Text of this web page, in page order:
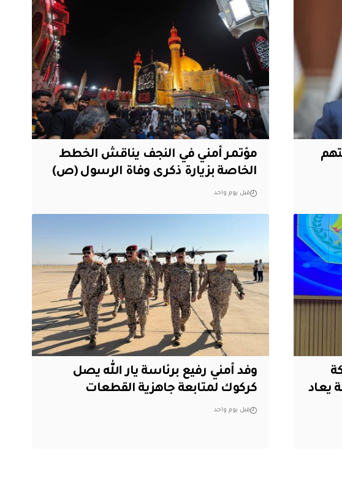
مؤتمر أمني في النجف يناقش الخطط
الخاصة بزيارة ذكرى وفاة الرسول (ص)
قبل يوم واحد
يعاد
وفد أمني رفيع برئاسة يار الله يصل
كركوك لمتابعة جاهزية القطعات
قبل يوم واحد